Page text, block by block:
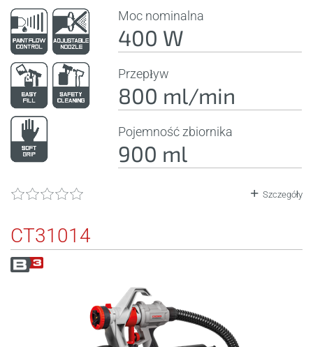
Moc nominalna
400 W
Przepływ
800 ml/min
Pojemność zbiornika
900 ml
Szczegóły
CT31014